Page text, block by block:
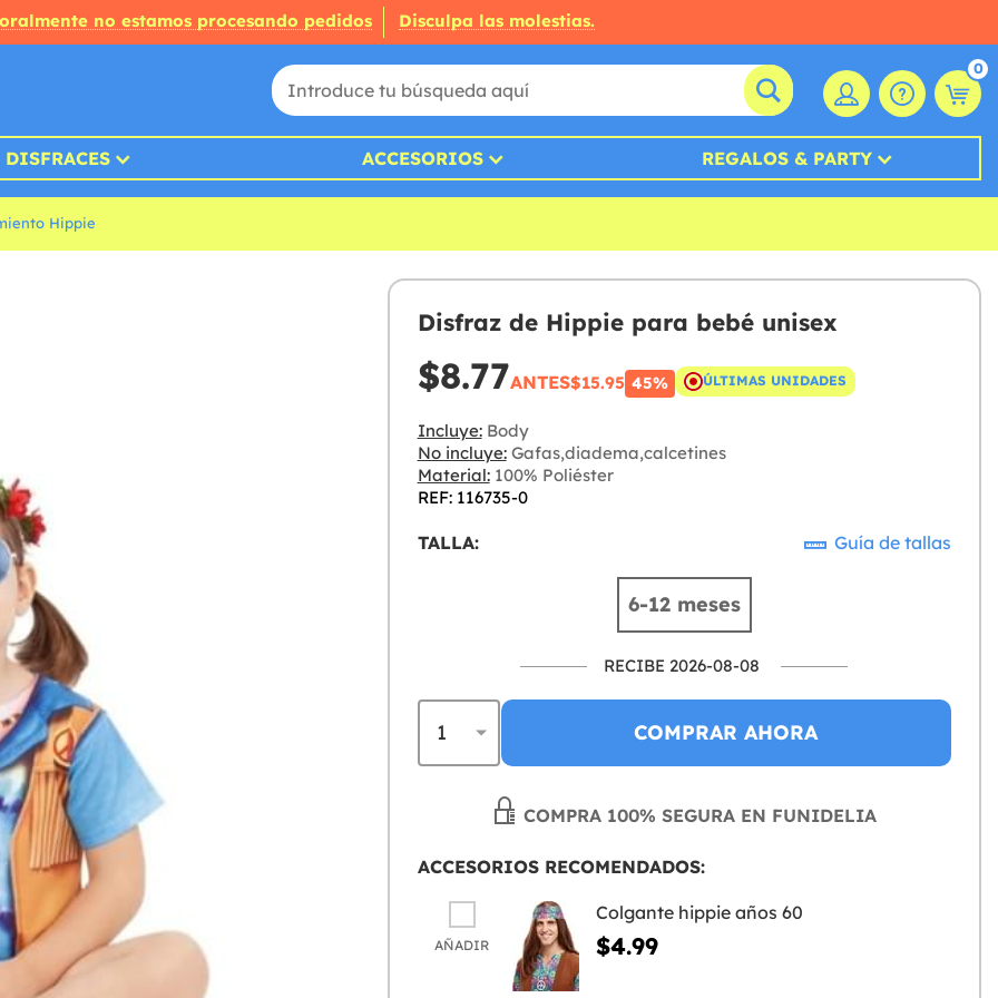
no estamos procesando pedidos Disculpa las molestias.
0
DISFRACES ACCESORIOS REGALOS & PARTY
Hippie
Disfraz de Hippie para bebé unisex
$8.77ANTES$15.95 45% ÚLTIMAS UNIDADES
Incluye:Body
No incluye:Gafas,diadema,calcetines
Material:100% Poliéster
REF: 116735-0
TALLA: Guía de tallas
6-12 meses
RECIBE 2026-08-08
COMPRAR AHORA
COMPRA 100% SEGURA EN FUNIDELIA
ACCESORIOS RECOMENDADOS:
AÑADIR
Colgante hippie años 60
$4.99